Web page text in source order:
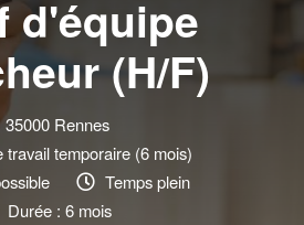
d'équipe
(H/F)
35000 Rennes
travail temporaire (6 mois)
Temps plein
Durée : 6 mois